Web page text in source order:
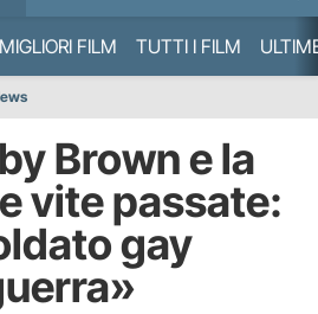
MIGLIORI FILM TUTTI I FILM
Brown e la
vite passate:
gay